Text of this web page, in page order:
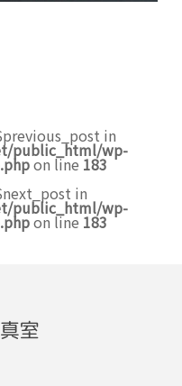
in
public_html/wp-
on line 183
in
public_html/wp-
on line 183
室